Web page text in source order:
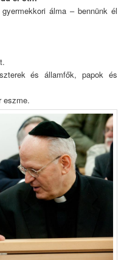
álma – bennünk él
és államfők, papok és
eszme.